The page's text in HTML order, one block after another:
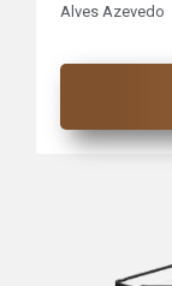
Alves Azevedo